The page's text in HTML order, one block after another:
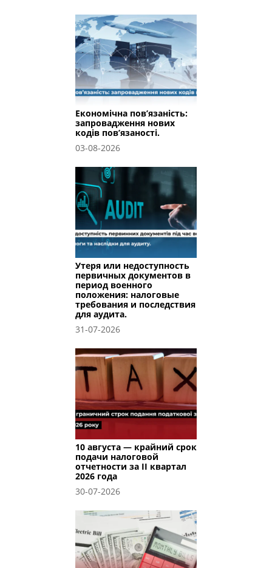
Економічна пов’язаність:
запровадження нових
кодів пов’язаності.
03-08-2026
Утеря или недоступность
первичных документов в
период военного
положения: налоговые
требования и последствия
для аудита.
31-07-2026
10 августа — крайний срок
подачи налоговой
отчетности за II квартал
2026 года
30-07-2026